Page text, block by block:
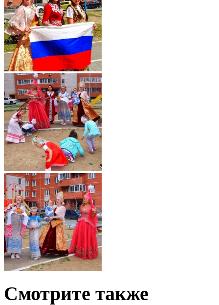
Смотрите также